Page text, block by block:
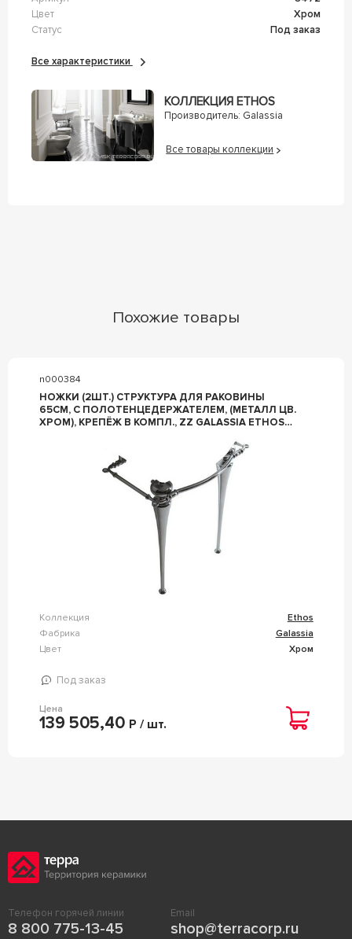
Цвет
Хром
Статус
Под заказ
Все характеристики
КОЛЛЕКЦИЯ ETHOS
Производитель: Galassia
Все товары коллекции
Похожие товары
n000384
НОЖКИ (2ШТ.) СТРУКТУРА ДЛЯ РАКОВИНЫ
65СМ, С ПОЛОТЕНЦЕДЕРЖАТЕЛЕМ, (МЕТАЛЛ ЦВ.
ХРОМ), КРЕПЁЖ В КОМПЛ., ZZ GALASSIA ETHOS
Коллекция
Ethos
Фабрика
Galassia
Цвет
Хром
Под заказ
Цена
139 505,40 Р / шт.
Телефон горячей линии
8 800 775-13-45
Email
shop@terracorp.ru